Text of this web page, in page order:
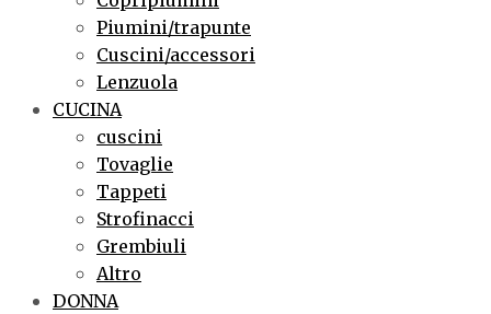
Piumini/trapunte
Cuscini/accessori
Lenzuola
CUCINA
cuscini
Tovaglie
Tappeti
Strofinacci
Grembiuli
Altro
DONNA